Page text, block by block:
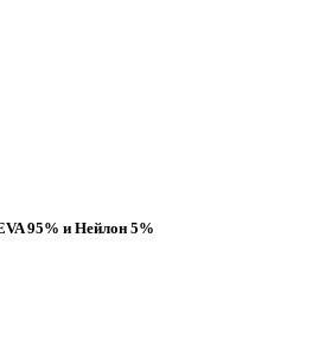
95% и Нейлон 5%